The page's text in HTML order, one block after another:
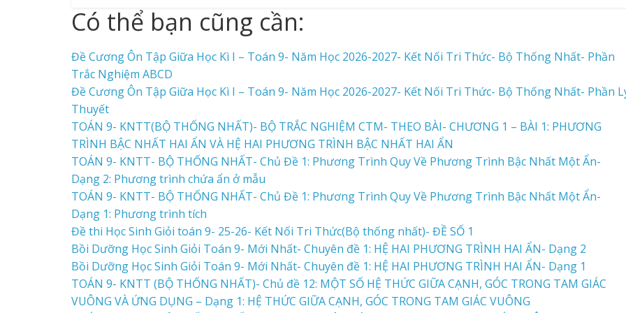
Có thể bạn cũng cần:
Đề Cương Ôn Tập Giữa Học Kì I – Toán 9- Năm Học 2026-2027- Kết Nối Tri Thức- Bộ Thống Nhất- Phần
Trắc Nghiệm ABCD
Đề Cương Ôn Tập Giữa Học Kì I – Toán 9- Năm Học 2026-2027- Kết Nối Tri Thức- Bộ Thống Nhất- Phần
Thuyết
TOÁN 9- KNTT(BỘ THỐNG NHẤT)- BỘ TRẮC NGHIỆM CTM- THEO BÀI- CHƯƠNG 1 – BÀI 1: PHƯƠNG
TRÌNH BẬC NHẤT HAI ẨN VÀ HỆ HAI PHƯƠNG TRÌNH BẬC NHẤT HAI ẨN
TOÁN 9- KNTT- BỘ THỐNG NHẤT- Chủ Đề 1: Phương Trình Quy Về Phương Trình Bậc Nhất Một Ẩn-
Dạng 2: Phương trình chứa ẩn ở mẫu
TOÁN 9- KNTT- BỘ THỐNG NHẤT- Chủ Đề 1: Phương Trình Quy Về Phương Trình Bậc Nhất Một Ẩn-
Dạng 1: Phương trình tích
Đề thi Học Sinh Giỏi toán 9- 25-26- Kết Nối Tri Thức(Bộ thống nhất)- ĐỀ SỐ 1
Bồi Dưỡng Học Sinh Giỏi Toán 9- Mới Nhất- Chuyên đề 1: HỆ HAI PHƯƠNG TRÌNH HAI ẨN- Dạng 2
Bồi Dưỡng Học Sinh Giỏi Toán 9- Mới Nhất- Chuyên đề 1: HỆ HAI PHƯƠNG TRÌNH HAI ẨN- Dạng 1
TOÁN 9- KNTT (BỘ THỐNG NHẤT)- Chủ đề 12: MỘT SỐ HỆ THỨC GIỮA CẠNH, GÓC TRONG TAM GIÁC
VUÔNG VÀ ỨNG DỤNG – Dạng 1: HỆ THỨC GIỮA CẠNH, GÓC TRONG TAM GIÁC VUÔNG